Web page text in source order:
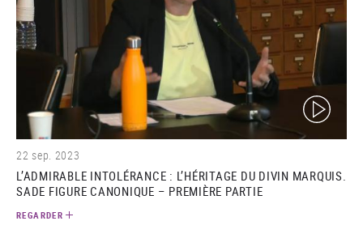
(video)
22 sep. 2023
L’ADMIRABLE INTOLÉRANCE : L’HÉRITAGE DU DIVIN MARQUIS.
SADE FIGURE CANONIQUE – PREMIÈRE PARTIE
REGARDER